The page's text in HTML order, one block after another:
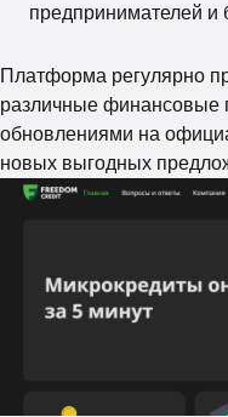
предпринимателей и
Платформа регулярно
различные финансовые
обновлениями на
новых выгодных